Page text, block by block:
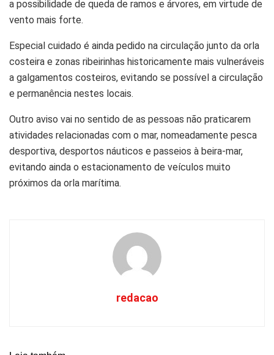
a possibilidade de queda de ramos e árvores, em virtude de
vento mais forte.
Especial cuidado é ainda pedido na circulação junto da orla
costeira e zonas ribeirinhas historicamente mais vulneráveis
a galgamentos costeiros, evitando se possível a circulação
e permanência nestes locais.
Outro aviso vai no sentido de as pessoas não praticarem
atividades relacionadas com o mar, nomeadamente pesca
desportiva, desportos náuticos e passeios à beira-mar,
evitando ainda o estacionamento de veículos muito
próximos da orla marítima.
redacao